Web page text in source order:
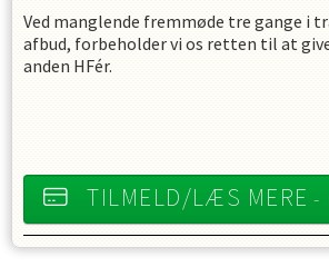
Ved manglende fremmøde tre gange i
afbud, forbeholder vi os retten til at
anden HFér.
TILMELD/LÆS MERE -